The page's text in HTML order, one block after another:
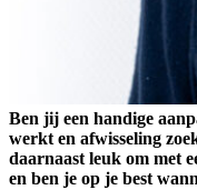
Ben jij een handige
werkt en afwisseling
daarnaast leuk om met
en ben je op je best